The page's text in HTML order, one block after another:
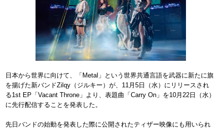
日本から世界に向けて、「Metal」という世界共通言語を武器に新たに旗
を揚げた新バンドZilqy（ジルキー）が、11月5日（水）にリリースされ
る1st EP「Vacant Throne」より、表題曲「Carry On」を10月22日（水）
に先行配信することを発表した。
先日バンドの始動を発表した際に公開されたティザー映像にも用いられ